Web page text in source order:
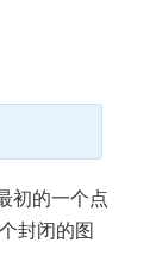
初的一个点
封闭的图